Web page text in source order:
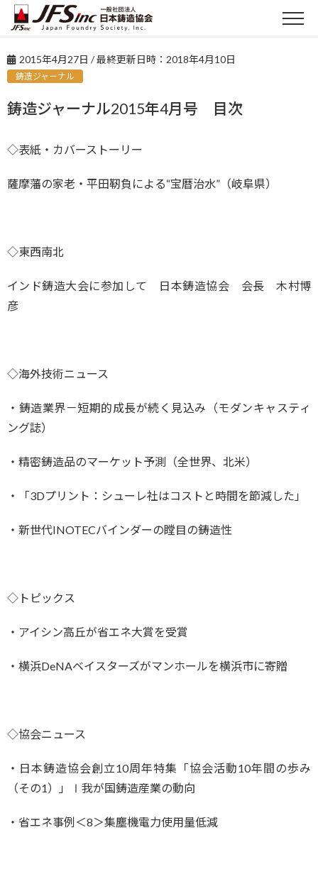
2015年4月27日 / 最終更新日時： 2018年4月10日
鋳造ジャーナル
鋳造ジャーナル2015年4月号 目次
◇表紙・カバーストーリー
薩摩藩の家老・平田靭負による“宝暦治水”（岐阜県）
◇東西南北
インド鋳造大会に参加して 日本鋳造協会 会長 木村博
彦
◇海外技術ニュース
・鋳造業界－短期的成長が続く見込み（モダンキャスティ
ング誌）
・精密鋳造品のマーケット予測（全世界、北米）
・「3Dプリント：シューレ社はコストと時間を節減した」
・新世代INOTECバインダーの瞠目の鋳造性
◇トピックス
・アイシン高丘が省エネ大賞を受賞
・横浜DeNAベイスターズがマンホールを横浜市に寄贈
◇協会ニュース
・日本鋳造協会創立10周年特集「協会活動10年間の歩み
（その1）」Ⅰ我が国鋳造産業の動向
・省エネ事例＜8＞集塵機電力使用量低減